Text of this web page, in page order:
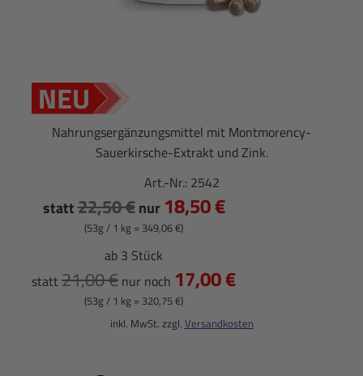
Nahrungsergänzungsmittel mit Montmorency-
Sauerkirsche-Extrakt und Zink.
Art.-Nr.: 2542
statt22,50 €nur 18,50 €
(53g / 1 kg = 349,06 €)
ab 3 Stück
statt21,00 € nur noch 17,00 €
(53g / 1 kg = 320,75 €)
inkl. MwSt. zzgl. Versandkosten